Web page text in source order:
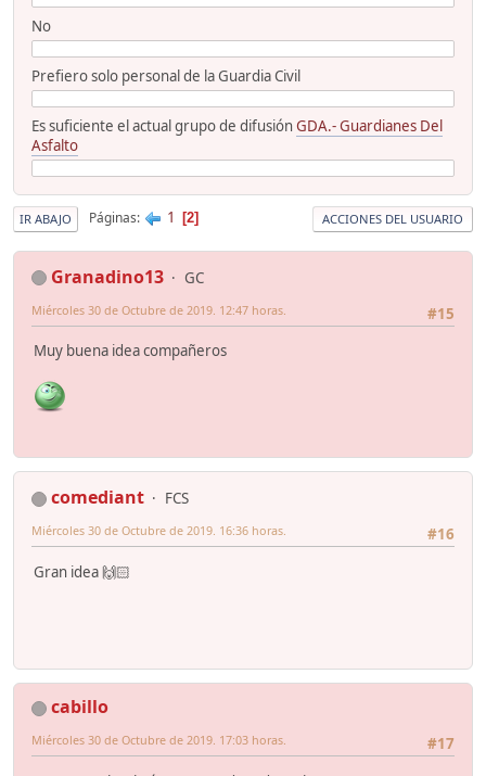
No
Prefiero solo personal de la Guardia Civil
Es suficiente el actual grupo de difusiónGDA.- Guardianes Del
Asfalto
IR ABAJO Páginas 1 2 ACCIONES DEL USUARIO
Granadino13
GC
#15
Miércoles 30 de Octubre de 2019. 12:47 horas.
Muy buena idea compañeros
comediant
FCS
#16
Miércoles 30 de Octubre de 2019. 16:36 horas.
Gran idea 🙌🏻
cabillo
#17
Miércoles 30 de Octubre de 2019. 17:03 horas.